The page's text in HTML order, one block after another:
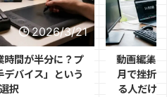
2026/3/21
時間が半分に？プ
デバイス」という
選択
動画編集
月で挫折
る人だけ